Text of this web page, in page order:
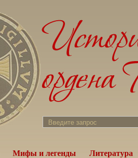
Мифы и легенды Литература